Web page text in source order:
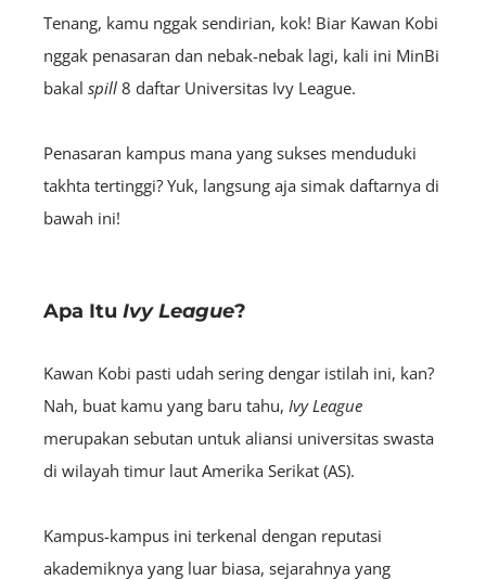
Tenang, kamu nggak sendirian, kok! Biar Kawan Kobi
nggak penasaran dan nebak-nebak lagi, kali ini MinBi
bakal spill 8 daftar Universitas Ivy League.
Penasaran kampus mana yang sukses menduduki
takhta tertinggi? Yuk, langsung aja simak daftarnya di
bawah ini!
Apa Itu Ivy League?
Kawan Kobi pasti udah sering dengar istilah ini, kan?
Nah, buat kamu yang baru tahu, Ivy League
merupakan sebutan untuk aliansi universitas swasta
di wilayah timur laut Amerika Serikat (AS).
Kampus-kampus ini terkenal dengan reputasi
akademiknya yang luar biasa, sejarahnya yang